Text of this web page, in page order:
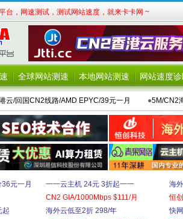
台，网速测试，测试网站速度，就来卡卡网 ~
全球网站测速 本地网站测速 网站速度
云/回国CN2线路/AMD EPYC/39元一月 ●5M/CN2
元一月
起
一一云主机 24元 3折起一一
CN2 GIA/1000Mbps $111/月
海外云低至2折 298/年
海
恒
快